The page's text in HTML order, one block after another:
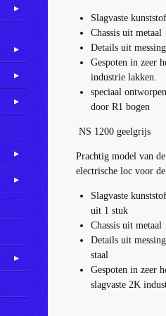
Slagvaste
Chassis uit metaal
Details uit
Gespoten in zeer
industrie lakken.
speciaal
door R1 bogen
NS 1200 geelgrijs
Prachtig model van
electrische loc voor
Slagvaste
uit 1 stuk
Chassis uit metaal
Details uit
staal
Gespoten in zeer
slagvaste 2K